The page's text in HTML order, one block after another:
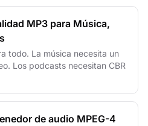
MP3 para Música,
todo. La música necesita un
Los podcasts necesitan CBR
de audio MPEG-4